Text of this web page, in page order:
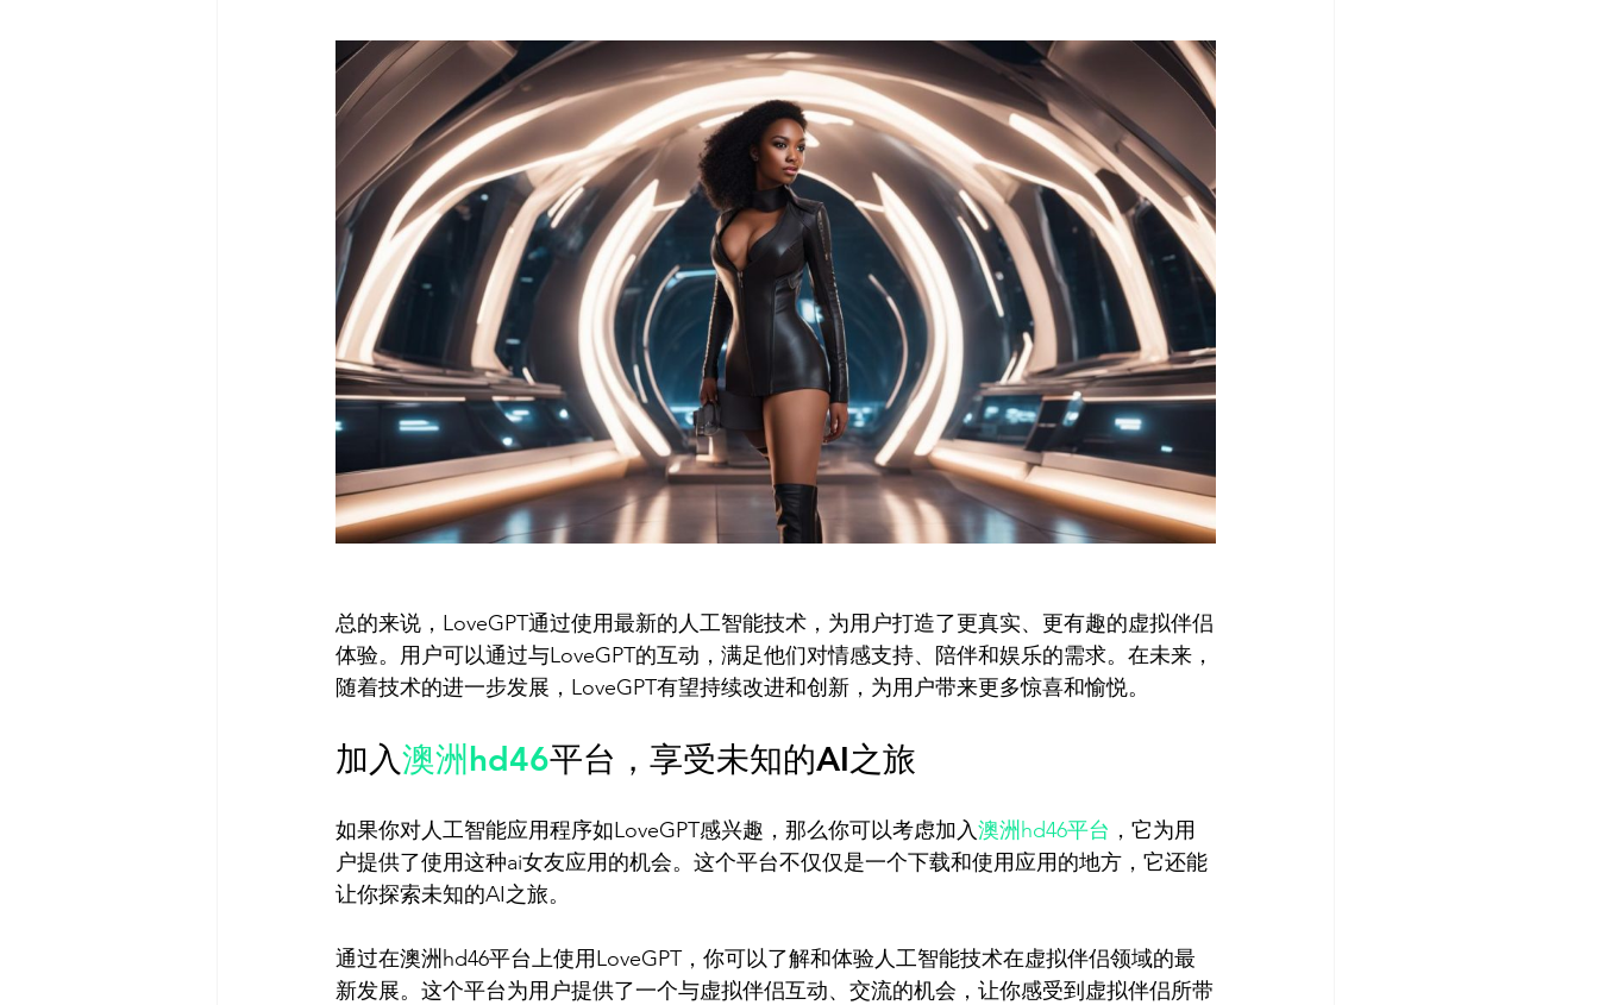
总的来说，LoveGPT通过使用最新的人工智能技术，为用户打造了更真实、更有趣的虚拟伴侣
体验。用户可以通过与LoveGPT的互动，满足他们对情感支持、陪伴和娱乐的需求。在未来，
加入澳洲hd46平台，享受未知的AI之旅
如果你对人工智能应用程序如LoveGPT感兴趣，那么你可以考虑加入澳洲hd46平台 ，它为用
户提供了使用这种ai女友应用的机会。这个平台不仅仅是一个下载和使用应用的地方，它还能
让你探索未知的AI之旅。
通过在澳洲hd46平台上使用LoveGPT，你可以了解和体验人工智能技术在虚拟伴侣领域的最
新发展。这个平台为用户提供了一个与虚拟伴侣互动、交流的机会，让你感受到虚拟伴侣所带